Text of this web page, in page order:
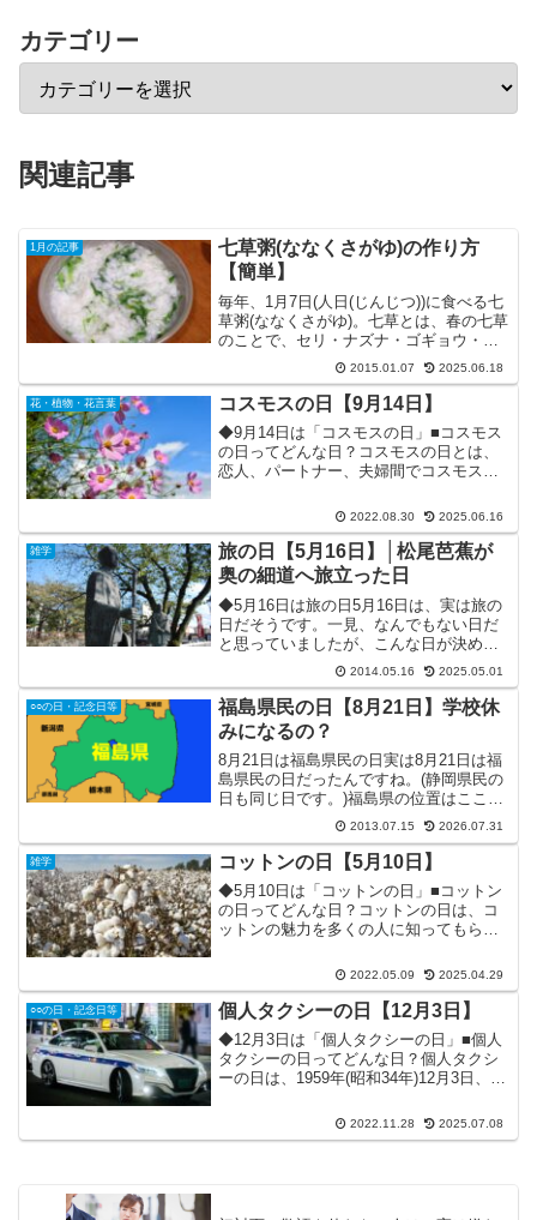
カテゴリー
関連記事
1月の記事
七草粥(ななくさがゆ)の作り方
【簡単】
毎年、1月7日(人日(じんじつ))に食べる七
草粥(ななくさがゆ)。七草とは、春の七草
のことで、セリ・ナズナ・ゴギョウ・ハ
コベラ・ホトケノザ・スズナ(かぶ)・スズ
シロ(大根)のことです。それを米と一緒に
煮込んだのが七草粥ですね。七草粥を食
べる...
2015.01.07 2025.06.18
花・植物・花言葉 コスモスの日【9月14日】
◆9月14日は「コスモスの日」■コスモス
の日ってどんな日？コスモスの日とは、
恋人、パートナー、夫婦間でコスモスの
の存在に感謝する日です。9月14日は、ホ
り、お互いの...
2022.08.30 2025.06.16
雑学
旅の日【5月16日】│松尾芭蕉が
奥の細道へ旅立った日
◆5月16日は旅の日5月16日は、実は旅の
日だそうです。一見、なんでもない日だ
と思っていましたが、こんな日が決めら
れていたんですね。なぜ旅の日なのかと
いうと、記事タイトルに書いてあるとお
り、あの高名な俳人・松尾芭蕉が奥州(奥
の細道)へと旅立...
2014.05.16 2025.05.01
○○の日・記念日等
福島県民の日【8月21日】学校休
みになるの？
8月21日は福島県民の日実は8月21日は福
島県民の日だったんですね。(静岡県民の
日も同じ日です。)福島県の位置はここ
↓1876年当時、廃藩置県で設置されていた
三つの県(若松県、福島県、磐前県)が合併
して、今の福島県になりました。その日
こそ、...
2013.07.15 2026.07.31
雑学 コットンの日【5月10日】
◆5月10日は「コットンの日」■コットン
の日ってどんな日？コットンの日は、コ
ットンの魅力を多くの人に知ってもらお
ットン(英：cotton)とは、いわゆる「木
綿」のことで、肌触りが心地よく、通気
性・吸湿性も...
2022.05.09 2025.04.29
○○の日・記念日等 個人タクシーの日【12月3日】
◆12月3日は「個人タクシーの日」■個人
タクシーの日ってどんな日？個人タクシ
ーの日は、1959年(昭和34年)12月3日、日
りたことに因んで制定された記念日で
2022.11.28 2025.07.08